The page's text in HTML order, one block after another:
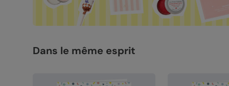
Dans le même esprit